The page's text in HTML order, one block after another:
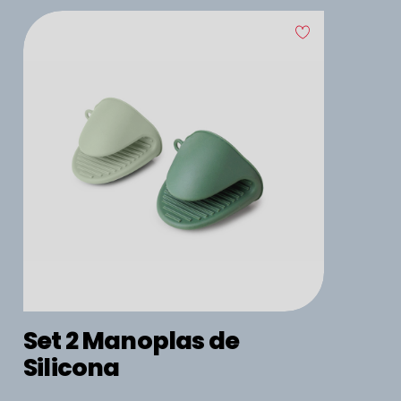
Set 2 Manoplas de
Silicona